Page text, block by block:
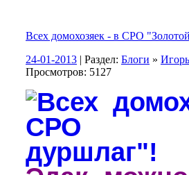
Всех домохозяек - в СРО
24-01-2013 | Раздел: Блоги »
Просмотров: 5127